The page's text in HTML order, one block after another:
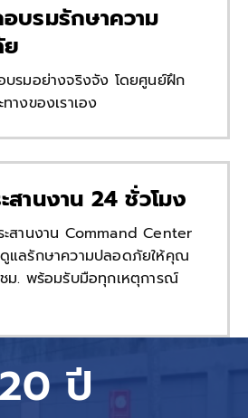
บรมรักษาความ
บรมอย่างจริงจัง โดยศูนย์ฝึก
างของเราเอง
สานงาน 24 ชั่วโมง
ะสานงาน Command Center
แลรักษาความปลอดภัยให้คุณ
. พร้อมรับมือทุกเหตุการณ์
20 ปี